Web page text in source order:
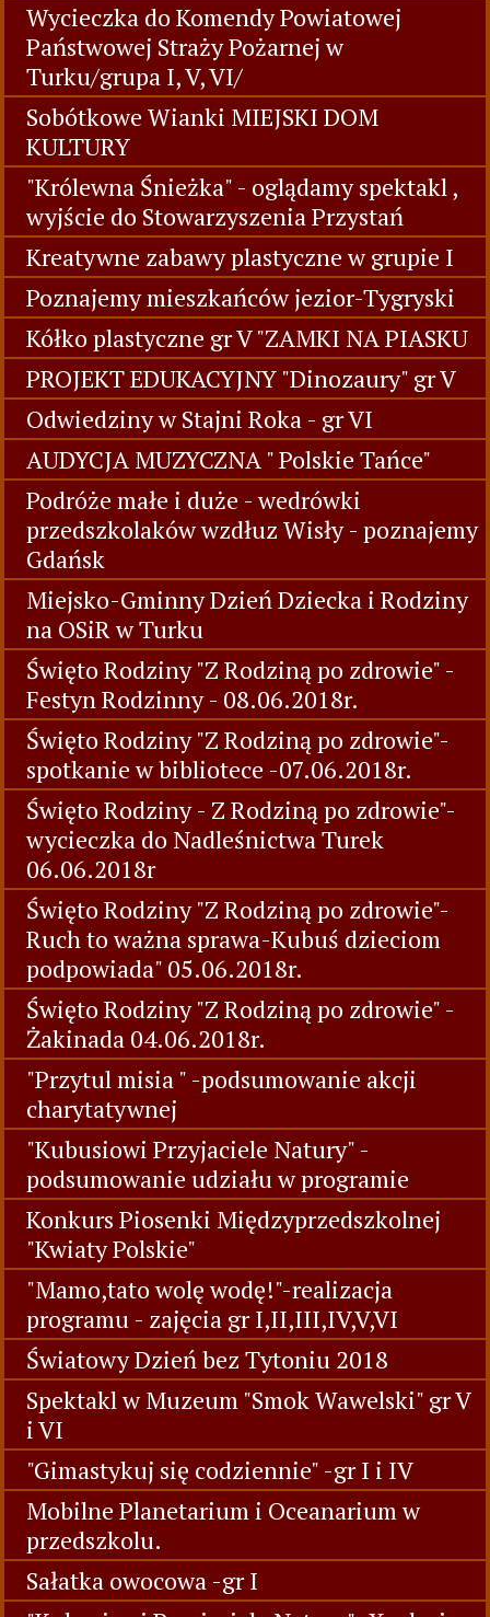
Wycieczka do Komendy Powiatowej
Państwowej Straży Pożarnej w
Turku/grupa I, V, VI/
Sobótkowe Wianki MIEJSKI DOM
KULTURY
"Królewna Śnieżka" - oglądamy spektakl ,
wyjście do Stowarzyszenia Przystań
Kreatywne zabawy plastyczne w grupie I
Poznajemy mieszkańców jezior-Tygryski
Kółko plastyczne gr V "ZAMKI NA PIASKU
PROJEKT EDUKACYJNY "Dinozaury" gr V
Odwiedziny w Stajni Roka - gr VI
AUDYCJA MUZYCZNA " Polskie Tańce"
Podróże małe i duże - wedrówki
przedszkolaków wzdłuz Wisły - poznajemy
Gdańsk
Miejsko-Gminny Dzień Dziecka i Rodziny
na OSiR w Turku
Święto Rodziny "Z Rodziną po zdrowie" -
Festyn Rodzinny - 08.06.2018r.
Święto Rodziny "Z Rodziną po zdrowie"-
spotkanie w bibliotece -07.06.2018r.
Święto Rodziny - Z Rodziną po zdrowie"-
wycieczka do Nadleśnictwa Turek
06.06.2018r
Święto Rodziny "Z Rodziną po zdrowie"-
Ruch to ważna sprawa-Kubuś dzieciom
podpowiada" 05.06.2018r.
Święto Rodziny "Z Rodziną po zdrowie" -
Żakinada 04.06.2018r.
"Przytul misia " -podsumowanie akcji
charytatywnej
"Kubusiowi Przyjaciele Natury" -
podsumowanie udziału w programie
Konkurs Piosenki Międzyprzedszkolnej
"Kwiaty Polskie"
"Mamo,tato wolę wodę!"-realizacja
programu - zajęcia gr I,II,III,IV,V,VI
Światowy Dzień bez Tytoniu 2018
Spektakl w Muzeum "Smok Wawelski" gr V
i VI
"Gimastykuj się codziennie" -gr I i IV
Mobilne Planetarium i Oceanarium w
przedszkolu.
Sałatka owocowa -gr I